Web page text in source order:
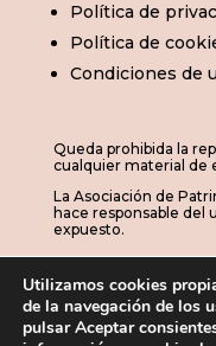
Política de
Política de
Condiciones de
Queda prohibida la
cualquier material de
La Asociación de
hace responsable del
expuesto.
© 2026 |
Utilizamos cookies
de la navegación de los
pulsar Aceptar